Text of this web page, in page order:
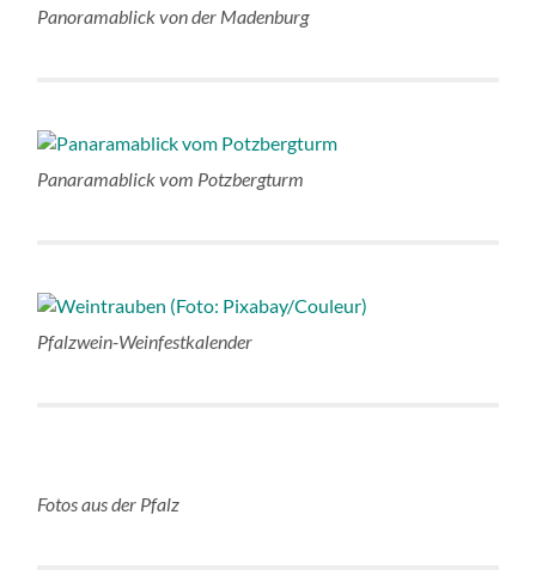
Panoramablick von der Madenburg
Panaramablick vom Potzbergturm
Pfalzwein-Weinfestkalender
Fotos aus der Pfalz